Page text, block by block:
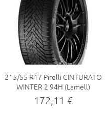
215/55 R17 Pirelli CINTURATO
WINTER 2 94H (Lamell)
172,11 €